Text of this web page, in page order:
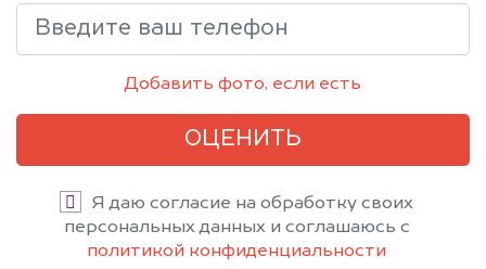
Добавить фото, если есть
ОЦЕНИТЬ
Я даю согласие на обработку своих
персональных данных и соглашаюсь с
политикой конфиденциальности